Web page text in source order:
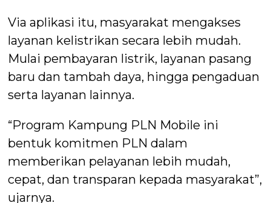
Via aplikasi itu, masyarakat mengakses
layanan kelistrikan secara lebih mudah.
Mulai pembayaran listrik, layanan pasang
baru dan tambah daya, hingga pengaduan
serta layanan lainnya.
“Program Kampung PLN Mobile ini
bentuk komitmen PLN dalam
memberikan pelayanan lebih mudah,
cepat, dan transparan kepada masyarakat”,
ujarnya.